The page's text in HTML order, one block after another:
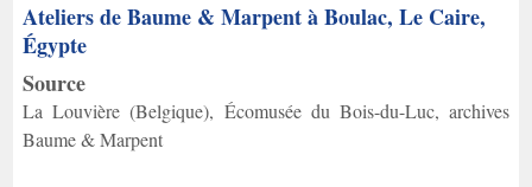
Ateliers de Baume & Marpent à Boulac, Le Caire,
Égypte
Source
La Louvière (Belgique), Écomusée du Bois-du-Luc, archives
Baume & Marpent